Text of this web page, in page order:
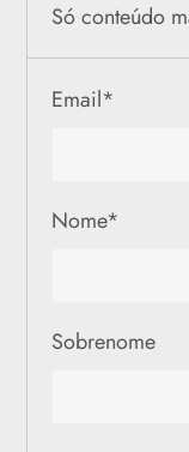
Só conteúdo
Email*
Nome*
Sobrenome